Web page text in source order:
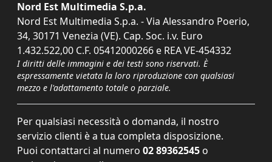
Nord Est Multimedia S.p.a.
Nord Est Multimedia S.p.a. - Via Alessandro Poerio,
34, 30171 Venezia (VE). Cap. Soc. i.v. Euro
1.432.522,00 C.F. 05412000266 e REA VE-454332
I diritti delle immagini e dei testi sono riservati. È
espressamente vietata la loro riproduzione con qualsiasi
mezzo e l'adattamento totale o parziale.
Per qualsiasi necessità o domanda, il nostro
servizio clienti è a tua completa disposizione.
Puoi contattarci al numero 02 89362545 o